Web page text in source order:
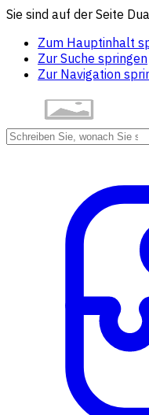
Sie sind auf der Seite
Zum Hauptinhalt
Zur Suche springen
Zur Navigation